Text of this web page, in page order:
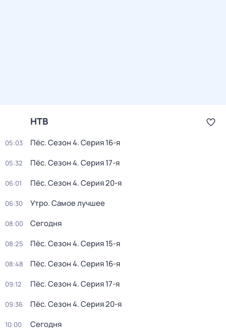
НТВ
05:03 Пёс. Сезон 4. Серия 16-я
05:32 Пёс. Сезон 4. Серия 17-я
06:01 Пёс. Сезон 4. Серия 20-я
06:30 Утро. Самое лучшее
08:00 Сегодня
08:25 Пёс. Сезон 4. Серия 15-я
08:48 Пёс. Сезон 4. Серия 16-я
09:12 Пёс. Сезон 4. Серия 17-я
09:36 Пёс. Сезон 4. Серия 20-я
10:00 Сегодня